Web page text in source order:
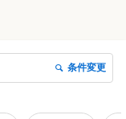
条件変更